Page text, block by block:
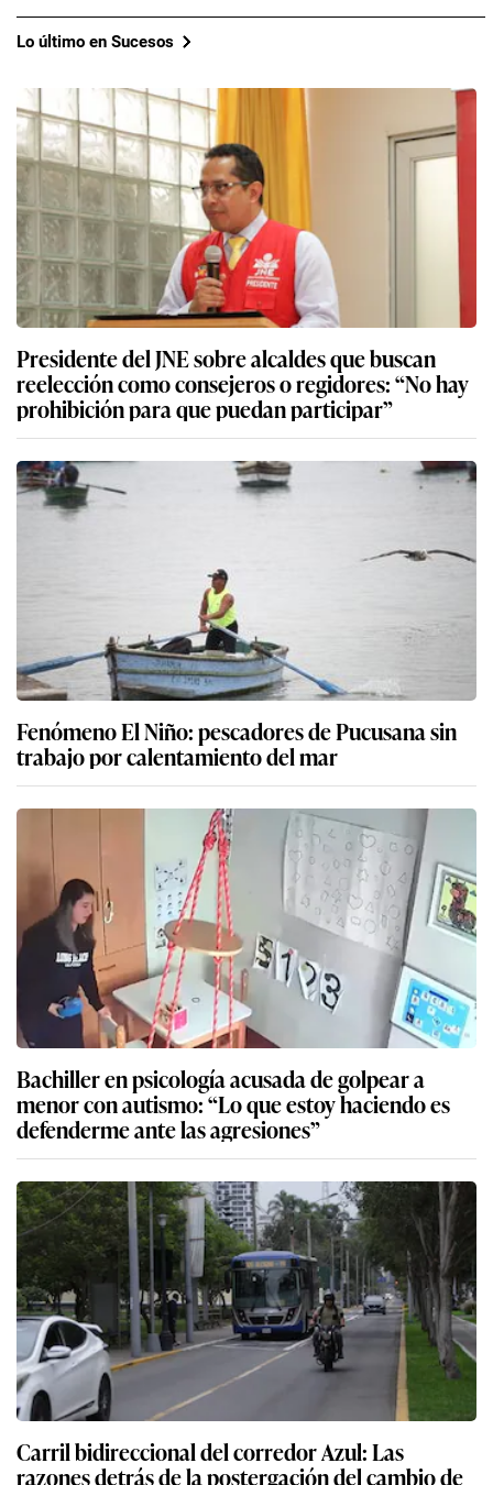
Lo último en Sucesos
Presidente del JNE sobre alcaldes que buscan
reelección como consejeros o regidores: “No hay
prohibición para que puedan participar”
Fenómeno El Niño: pescadores de Pucusana sin
trabajo por calentamiento del mar
Bachiller en psicología acusada de golpear a
menor con autismo: “Lo que estoy haciendo es
defenderme ante las agresiones”
Carril bidireccional del corredor Azul: Las
razones detrás de la postergación del cambio de